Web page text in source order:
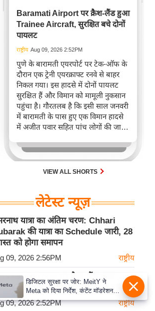
Baramati Airport पर क्रैश-लैंड हुआ
Trainee Aircraft, सुरक्षित बचे दोनों
पायलट
राष्ट्रीय Aug 09, 2026 2:52PM
पुणे के बारामती एयरपोर्ट पर टेक-ऑफ के
दौरान एक ट्रेनी एयरक्राफ्ट रनवे से बाहर
निकल गया। इस हादसे में दोनों पायलट
सुरक्षित हैं और विमान को मामूली नुकसान
पहुंचा है। गौरतलब है कि इसी साल जनवरी
में बारामती के पास हुए एक विमान हादसे
में अजीत पवार सहित पांच लोगों की जान
VIEW ALL SHORTS
लेटेस्ट न्यूज़
यात्रा का अंतिम चरण: Chhari
की यात्रा का Schedule जारी, 28
को होगा समापन
09, 2026 2:56PM राष्ट्रीय
Airport पर क्रैश-लैंड हुआ
Aircraft, सुरक्षित बचे दोनों पायलट
09, 2026 2:52PM राष्ट्रीय
डिजिटल सुरक्षा पर जोर: MeitY ने
Meta को दिया निर्देश, कंटेंट मॉडरेशन
मजबूत करे